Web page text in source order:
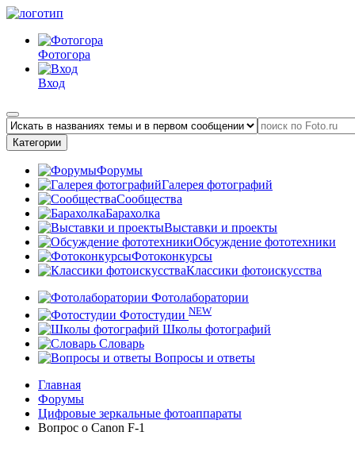
Фотогора
Вход
Категории
Форумы
Галерея фотографий
Сообщества
Барахолка
Выставки и проекты
Обсуждение фототехники
Фотоконкурсы
Классики фотоискусства
Фотолаборатории
Фотостудии NEW
Школы фотографий
Словарь
Вопросы и ответы
Главная
Форумы
Цифровые зеркальные фотоаппараты
Вопрос о Canon F-1